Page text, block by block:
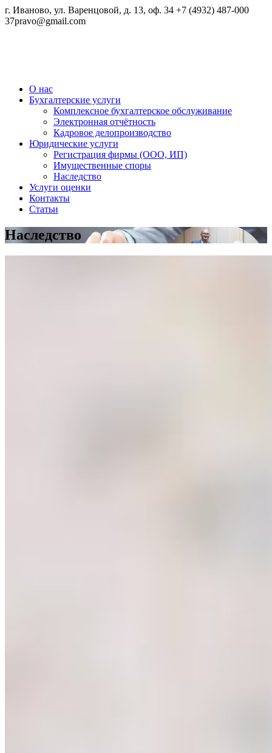
г. Иваново, ул. Варенцовой, д. 13, оф. 34 +7 (4932) 487-000
37pravo@gmail.com
37 Право
Бухгалтерские и юридические услуги
О нас
Бухгалтерские услуги
Комплексное бухгалтерское обслуживание
Электронная отчётность
Кадровое делопроизводство
Юридические услуги
Регистрация фирмы (ООО, ИП)
Имущественные споры
Наследство
Услуги оценки
Контакты
Статьи
Наследство